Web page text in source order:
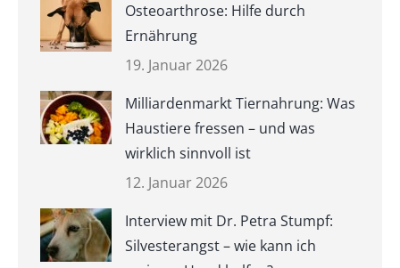
Osteoarthrose: Hilfe durch
Ernährung
19. Januar 2026
Milliardenmarkt Tiernahrung: Was
Haustiere fressen – und was
wirklich sinnvoll ist
12. Januar 2026
Interview mit Dr. Petra Stumpf:
Silvesterangst – wie kann ich